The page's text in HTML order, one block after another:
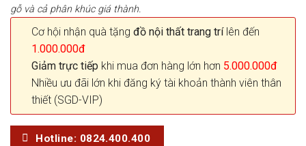
gỗ và cả phân khúc giá thành.
Cơ hội nhận quà tặng đồ nội thất trang trílên đến
1.000.000đ
Giảm trực tiếp khi mua đơn hàng lớn hơn 5.000.000đ
Nhiều ưu đãi lớn khi đăng ký tài khoản thành viên thân
thiết (SGD-VIP)
Hotline: 0824.400.400